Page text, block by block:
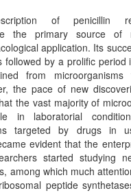
of penicillin
the primary source of
application. Its
followed by a prolific period
from
the pace of new
the vast majority of
in laboratorial
targeted by drugs in
evident that the
started studying
among which much
peptide